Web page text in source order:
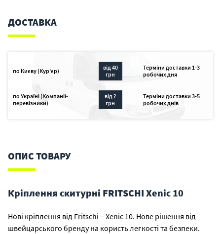
ДОСТАВКА
по Києву (Кур'єр)
від 40
грн
Терміни доставки 1-3
робочих дня
по Україні (Компанії-
перевізники)
від ?
грн
Терміни доставки 3-5
робочих днів
ОПИС ТОВАРУ
Кріплення скитурні FRITSCHI Xenic 10
Нові кріплення від Fritschi – Xenic 10. Нове рішення від
швейцарського бренду на користь легкості та безпеки.